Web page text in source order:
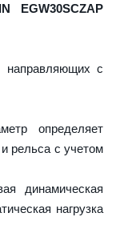
EGW30SCZAP
направляющих с
определяет
рельса с учетом
динамическая
нагрузка